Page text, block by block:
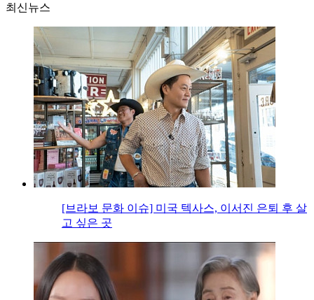
최신뉴스
[브라보 문화 이슈] 미국 텍사스, 이서진 은퇴 후 살
고 싶은 곳